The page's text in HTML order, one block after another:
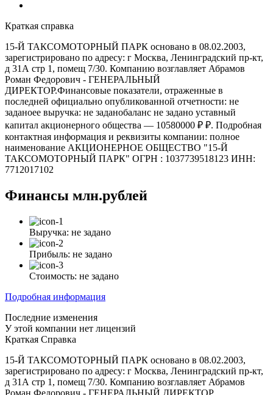
Краткая справка
15-Й ТАКСОМОТОРНЫЙ ПАРК основано в 08.02.2003,
зарегистрировано по адресу: г Москва, Ленинградский пр-кт,
д 31А стр 1, помещ 7/30. Компанию возглавляет Абрамов
Роман Федорович - ГЕНЕРАЛЬНЫЙ
ДИРЕКТОР.Финансовые показатели, отраженные в
последней официально опубликованной отчетности: не
заданоее выручка: не заданобаланс не задано уставный
капитал акционерного общества — 10580000 ₽ ₽. Подробная
контактная информация и реквизиты компании: полное
наименование АКЦИОНЕРНОЕ ОБЩЕСТВО "15-Й
ТАКСОМОТОРНЫЙ ПАРК" ОГРН : 1037739518123 ИНН:
7712017102
Финансы млн.рублей
Выручка: не задано
Прибыль: не задано
Стоимость: не задано
Подробная информация
Последние изменения
У этой компании нет лицензий
Краткая Справка
15-Й ТАКСОМОТОРНЫЙ ПАРК основано в 08.02.2003,
зарегистрировано по адресу: г Москва, Ленинградский пр-кт,
д 31А стр 1, помещ 7/30. Компанию возглавляет Абрамов
Роман Федорович - ГЕНЕРАЛЬНЫЙ ДИРЕКТОР.